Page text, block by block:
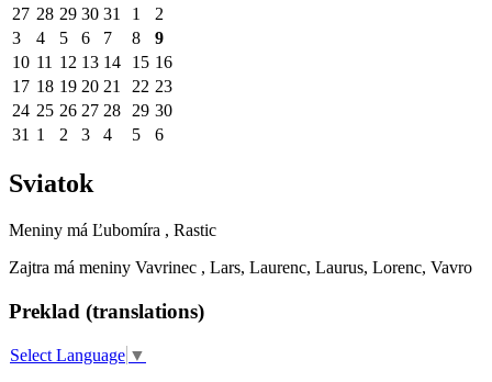
27 28 29 30 31 1
2
3
4 5 6 7 8
9
10 11 12 13 14 15 16
17 18 19 20 21 22 23
24 25 26 27 28 29 30
31 1 2 3 4 5 6
Sviatok
Meniny má Ľubomíra , Rastic
Zajtra má meniny Vavrinec , Lars, Laurenc, Laurus, Lorenc, Vavro
Preklad (translations)
Select Language ▼